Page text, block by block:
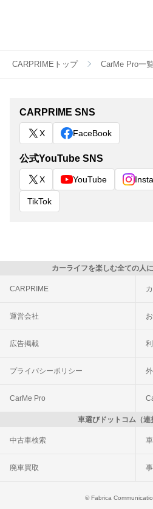
CARPRIMEトップ CarMe Pro一覧
CARPRIME SNS
X FaceBook
公式YouTube SNS
X YouTube
TikTok
カーライフを楽しむ全ての人
CARPRIME
運営会社
広告掲載
プライバシーポリシー
CarMe Pro
車選びドットコム（連
中古車検索
廃車買取
© Fabrica